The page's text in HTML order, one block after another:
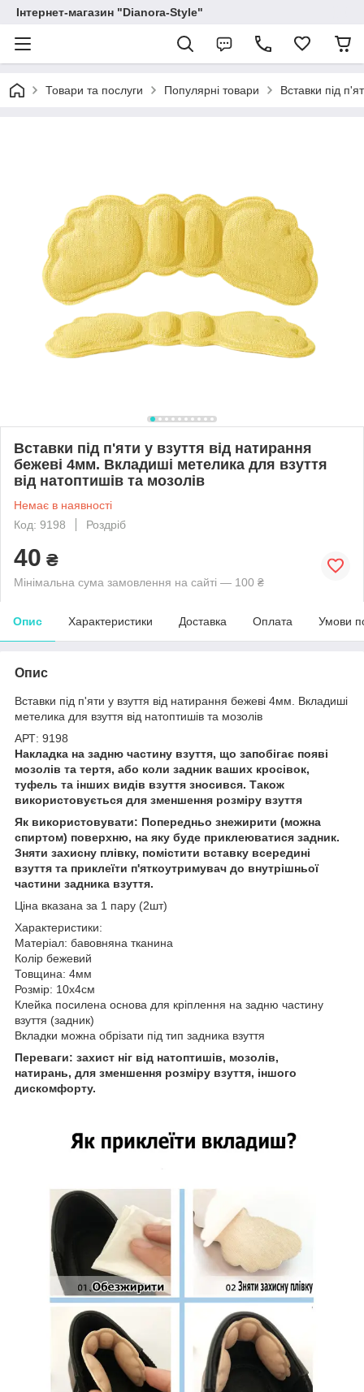
Інтернет-магазин "Dianora-Style"
Товари та послуги Популярні товари Вставки під
Вставки під п'яти у взуття від натирання
бежеві 4мм. Вкладиші метелика для взуття
від натоптишів та мозолів
Немає в наявності
Код: 9198
Роздріб
40 ₴
Мінімальна сума замовлення на сайті — 100 ₴
Опис Характеристики Доставка Оплата Умови
Опис
Вставки під п'яти у взуття від натирання бежеві 4мм. Вкладиші
метелика для взуття від натоптишів та мозолів
АРТ: 9198
Накладка на задню частину взуття, що запобігає появі
мозолів та тертя, або коли задник ваших кросівок,
туфель та інших видів взуття зносився. Також
використовується для зменшення розміру взуття
Як використовувати: Попередньо знежирити (можна
спиртом) поверхню, на яку буде приклеюватися задник.
Зняти захисну плівку, помістити вставку всередині
взуття та приклеїти п'яткоутримувач до внутрішньої
частини задника взуття.
Ціна вказана за 1 пару (2шт)
Характеристики:
Матеріал: бавовняна тканина
Колір бежевий
Товщина: 4мм
Розмір: 10х4см
Клейка посилена основа для кріплення на задню частину
взуття (задник)
Вкладки можна обрізати під тип задника взуття
Переваги: захист ніг від натоптишів, мозолів,
натирань, для зменшення розміру взуття, іншого
дискомфорту.